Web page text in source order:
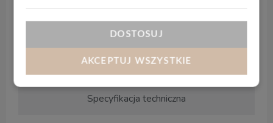
Specyfikacja techniczna
czasu potrzebnego na instalacje. Zintegrowanamata
o grubości1,5mm
komfort akustyczny i nadaje się naogrzewanie
DOSTOSUJ
AKCEPTUJ WSZYSTKIE